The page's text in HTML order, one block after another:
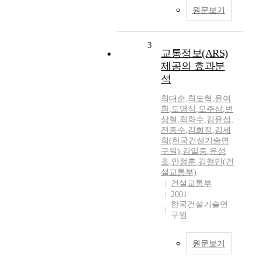
원문보기
3
교통정보(ARS)
제공의 효과분
석
최대순,최도혁 ,윤여
환,도명식 ,오주삼,변
상철 ,최화수,김윤섭 ,
전종수,김희정 ,김세
희(한국건설기술연
구원),김일중,유성
호,안정훈,김철민(건
설교통부)
건설교통부
2001
한국건설기술연
구원
원문보기